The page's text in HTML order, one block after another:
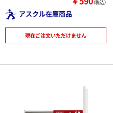
（税込）
アスクル在庫商品
現在ご注文いただけません